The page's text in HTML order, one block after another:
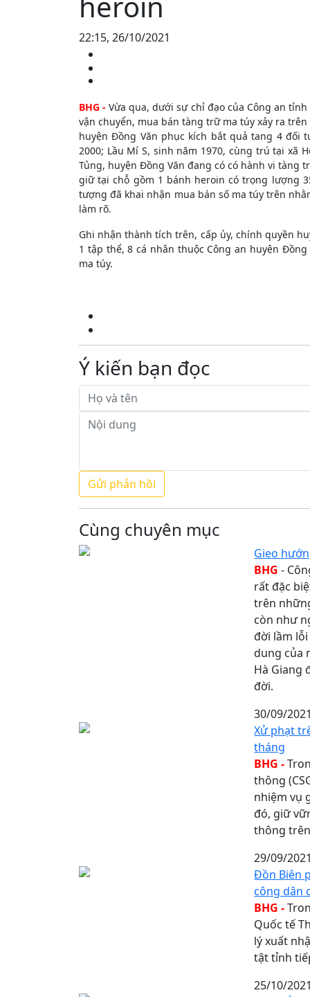
22:15, 26/10/2021
BHG - Vừa qua, dưới sự chỉ đạo của Công an
vận chuyển, mua bán tàng trữ ma túy xảy ra
huyện Đồng Văn phục kích bắt quả tang 4 đối
2000; Lầu Mí S, sinh năm 1970, cùng trú tại xã
Tủng, huyện Đồng Văn đang có có hành vi tàng
giữ tại chỗ gồm 1 bánh heroin có trọng lượng
tượng đã khai nhận mua bán số ma túy trên
làm rõ.
Ghi nhận thành tích trên, cấp ủy, chính quyền
1 tập thể, 8 cá nhân thuộc Công an huyện
ma túy.
Ý kiến bạn đọc
Cùng chuyên mục
Gieo
BHG -
rất đặc
trên
còn như
đời lầm
dung của
Hà Giang
đời.
30/09/2021
Xử phạt
tháng
BHG -
thông
nhiệm vụ
đó, giữ
thông
29/09/2021
Đồn Biên
công dân
BHG -
Quốc tế
lý xuất
tật tỉnh
25/10/2021